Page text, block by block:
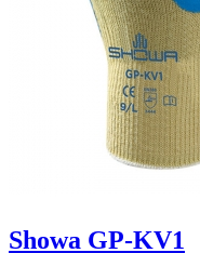
Showa GP-KV1